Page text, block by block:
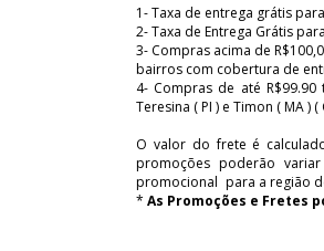
1- Taxa de entrega grátis
2- Taxa de Entrega Grátis
3- Compras acima de
bairros com cobertura de
4- Compras de até
Teresina ( PI ) e Timon ( MA )
O valor do frete é
promoções poderão
promocional para a região
* As Promoções e Fretes